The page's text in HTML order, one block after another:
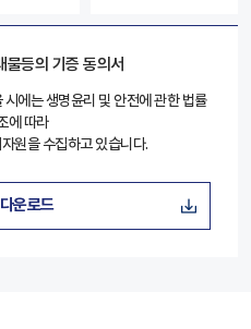
물등의 기증 동의서
에는 생명윤리 및 안전에 관한 법률
에 따라
원을 수집하고 있습니다.
운로드